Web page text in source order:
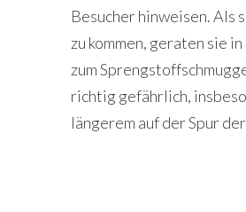
Besucher hinweisen. Als
zu kommen, geraten sie
zum
richtig gefährlich,
längerem auf der Spur